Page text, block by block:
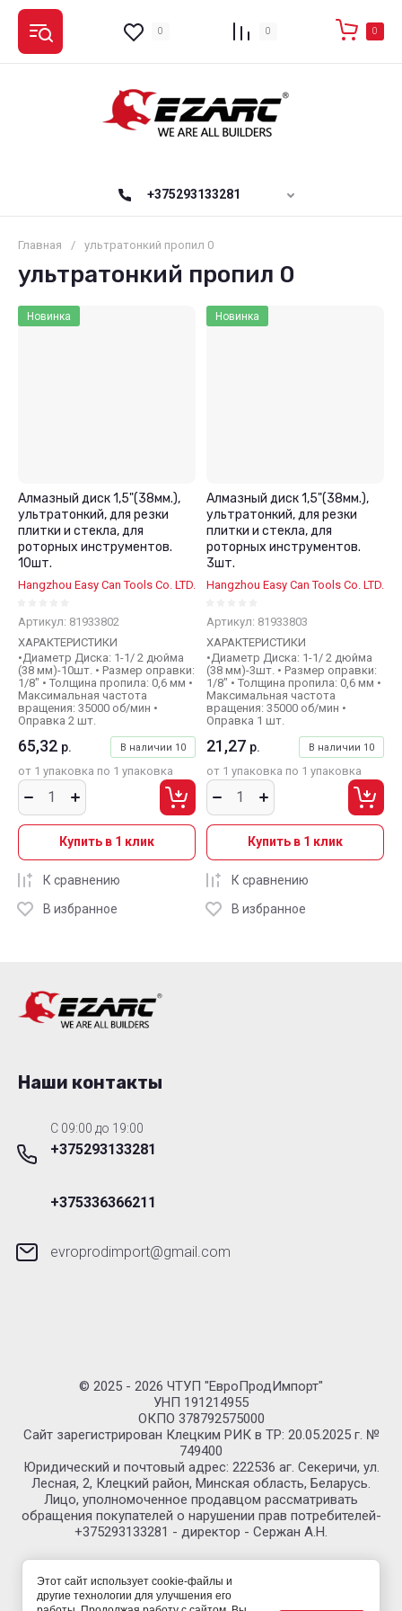
0 0 0
+375293133281
Главная / ультратонкий пропил 0
ультратонкий пропил 0
Новинка
Алмазный диск 1,5"(38мм.),
ультратонкий, для резки
плитки и стекла, для
роторных инструментов.
10шт.
Hangzhou Easy Can Tools Co. LTD.
Артикул: 81933802
ХАРАКТЕРИСТИКИ
•Диаметр Диска: 1-1/ 2 дюйма
(38 мм)-10шт. • Размер оправки:
1/8" • Толщина пропила: 0,6 мм •
Максимальная частота
вращения: 35000 об/мин •
Оправка 2 шт.
В наличии 10
65,32 р.
от 1 упаковка по 1 упаковка
Купить в 1 клик
К сравнению
В избранное
Новинка
Алмазный диск 1,5"(38мм.),
ультратонкий, для резки
плитки и стекла, для
роторных инструментов.
3шт.
Hangzhou Easy Can Tools Co. LTD.
Артикул: 81933803
ХАРАКТЕРИСТИКИ
•Диаметр Диска: 1-1/ 2 дюйма
(38 мм)-3шт. • Размер оправки:
1/8" • Толщина пропила: 0,6 мм •
Максимальная частота
вращения: 35000 об/мин •
Оправка 1 шт.
В наличии 10
21,27 р.
от 1 упаковка по 1 упаковка
Купить в 1 клик
К сравнению
В избранное
Наши контакты
C 09:00 до 19:00
+375293133281
+375336366211
evroprodimport@gmail.com
© 2025 - 2026 ЧТУП "ЕвроПродИмпорт"
УНП 191214955
ОКПО 378792575000
Сайт зарегистрирован Клецким РИК в ТР: 20.05.2025 г. №
749400
Юридический и почтовый адрес: 222536 аг. Секеричи, ул.
Лесная, 2, Клецкий район, Минская область, Беларусь.
Лицо, уполномоченное продавцом рассматривать
обращения покупателей о нарушении прав потребителей-
+375293133281 - директор - Сержан А.Н.
Этот сайт использует cookie-файлы и
другие технологии для улучшения его